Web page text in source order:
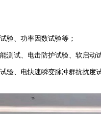
、功率因数试验等；
试、电击防护试验、软启动
、电快速瞬变脉冲群抗扰度